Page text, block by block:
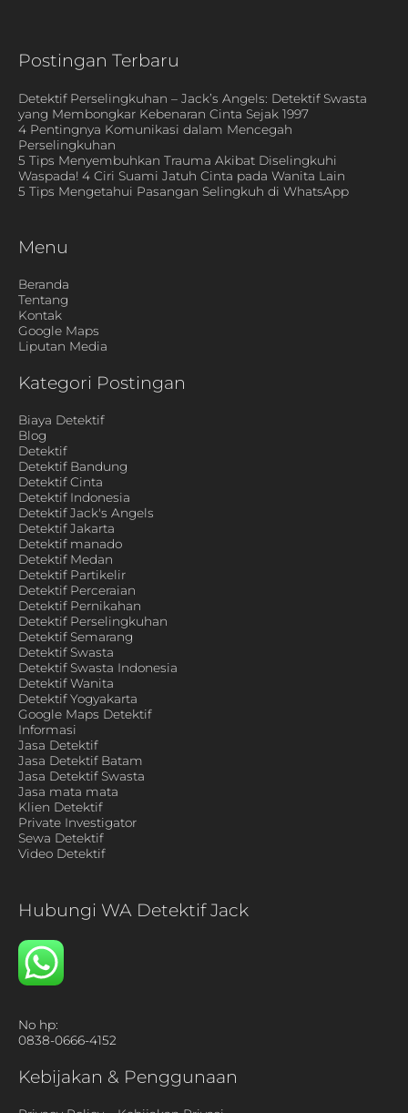
Postingan Terbaru
Detektif Perselingkuhan – Jack’s Angels: Detektif Swasta
yang Membongkar Kebenaran Cinta Sejak 1997
4 Pentingnya Komunikasi dalam Mencegah
Perselingkuhan
5 Tips Menyembuhkan Trauma Akibat Diselingkuhi
Waspada! 4 Ciri Suami Jatuh Cinta pada Wanita Lain
5 Tips Mengetahui Pasangan Selingkuh di WhatsApp
Menu
Beranda
Tentang
Kontak
Google Maps
Liputan Media
Kategori Postingan
Biaya Detektif
Blog
Detektif
Detektif Bandung
Detektif Cinta
Detektif Indonesia
Detektif Jack's Angels
Detektif Jakarta
Detektif manado
Detektif Medan
Detektif Partikelir
Detektif Perceraian
Detektif Pernikahan
Detektif Perselingkuhan
Detektif Semarang
Detektif Swasta
Detektif Swasta Indonesia
Detektif Wanita
Detektif Yogyakarta
Google Maps Detektif
Informasi
Jasa Detektif
Jasa Detektif Batam
Jasa Detektif Swasta
Jasa mata mata
Klien Detektif
Private Investigator
Sewa Detektif
Video Detektif
Hubungi WA Detektif Jack
No hp:
0838-0666-4152
Kebijakan & Penggunaan